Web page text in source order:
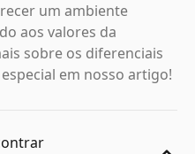
um ambiente
aos valores da
sobre os diferenciais
em nosso artigo!